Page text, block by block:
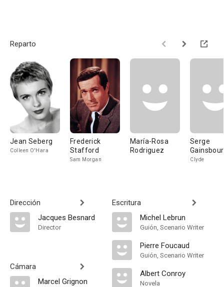
Reparto
Jean Seberg
Colleen O'Hara
Frederick
Stafford
Sam Morgan
María-Rosa
Rodriguez
Serge
Clyde
Dirección
Jacques Besnard
Director
Cámara
Marcel Grignon
Escritura
Michel Lebrun
Guión, Scenario Writer
Pierre Foucaud
Guión, Scenario Writer
Albert Conroy
Novela